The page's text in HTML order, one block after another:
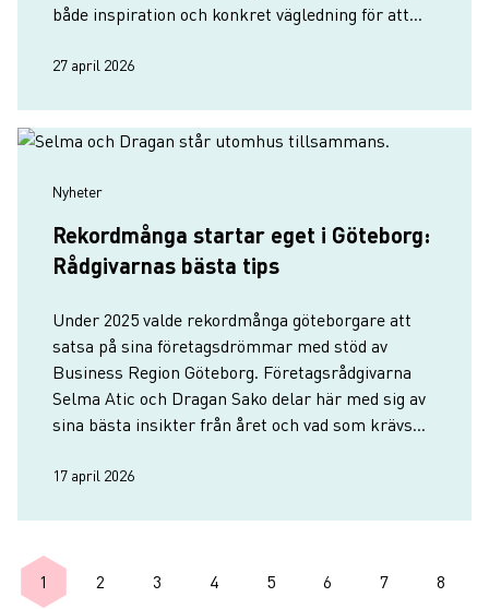
både inspiration och konkret vägledning för att
27 april 2026
Nyheter
Rekordmånga startar eget i Göteborg:
Rådgivarnas bästa tips
Under 2025 valde rekordmånga göteborgare att
satsa på sina företagsdrömmar med stöd av
Business Region Göteborg. Företagsrådgivarna
Selma Atic och Dragan Sako delar här med sig av
sina bästa insikter från året och vad som krävs
precis ska starta e…
17 april 2026
Paginering
Nuvarande sida
1 Sida
2 Sida
3 Sida
4 Sida
5 Sida
6 Sida
7 Sida
8